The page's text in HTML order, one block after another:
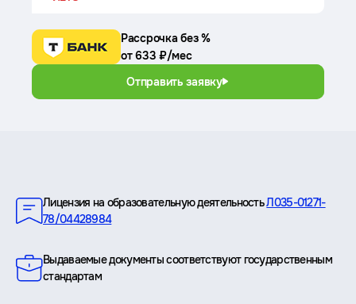
Рассрочка без %
от 633 ₽/мес
Отправить заявку
Лицензия на образовательную деятельностьЛ035-01271-
78/04428984
Выдаваемые документы соответствуют государственным
стандартам